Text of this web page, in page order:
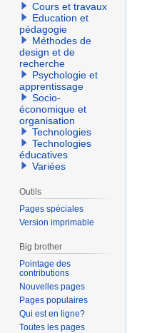
Cours et travaux
Education et
pédagogie
Méthodes de
design et de
recherche
Psychologie et
apprentissage
Socio-
économique et
organisation
Technologies
Technologies
éducatives
Variées
Outils
Pages spéciales
Version imprimable
Big brother
Pointage des
contributions
Nouvelles pages
Pages populaires
Qui est en ligne?
Toutes les pages